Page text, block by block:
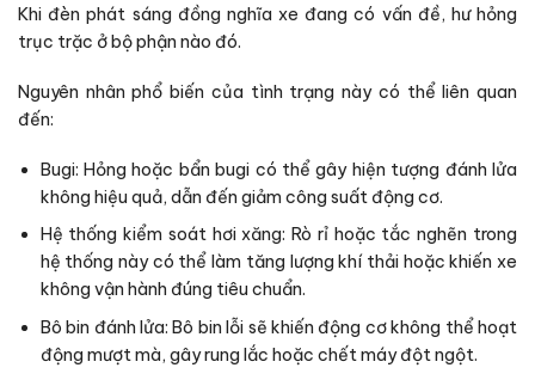
Khi đèn phát sáng đồng nghĩa xe đang có vấn đề, hư hỏng
trục trặc ở bộ phận nào đó.
Nguyên nhân phổ biến của tình trạng này có thể liên quan
đến:
Bugi: Hỏng hoặc bẩn bugi có thể gây hiện tượng đánh lửa
không hiệu quả, dẫn đến giảm công suất động cơ.
Hệ thống kiểm soát hơi xăng: Rò rỉ hoặc tắc nghẽn trong
hệ thống này có thể làm tăng lượng khí thải hoặc khiến xe
không vận hành đúng tiêu chuẩn.
Bô bin đánh lửa: Bô bin lỗi sẽ khiến động cơ không thể hoạt
động mượt mà, gây rung lắc hoặc chết máy đột ngột.